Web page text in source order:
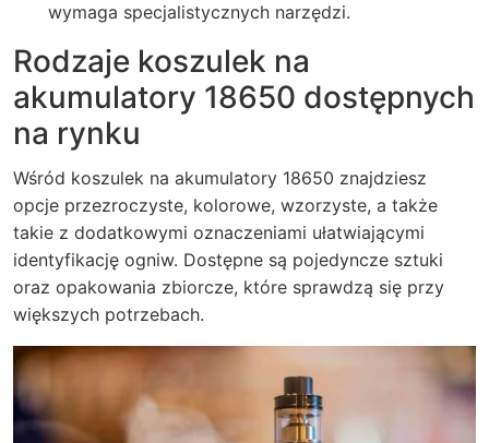
wymaga specjalistycznych narzędzi.
Rodzaje koszulek na
akumulatory 18650 dostępnych
na rynku
Wśród koszulek na akumulatory 18650 znajdziesz
opcje przezroczyste, kolorowe, wzorzyste, a także
takie z dodatkowymi oznaczeniami ułatwiającymi
identyfikację ogniw. Dostępne są pojedyncze sztuki
oraz opakowania zbiorcze, które sprawdzą się przy
większych potrzebach.